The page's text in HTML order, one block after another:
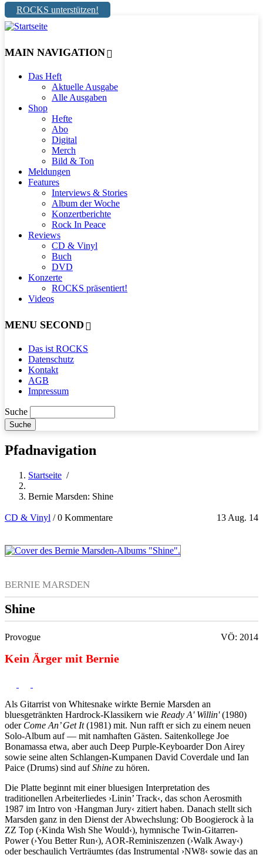
ROCKS unterstützen!
MAIN NAVIGATION
Das Heft
Aktuelle Ausgabe
Alle Ausgaben
Shop
Hefte
Abo
Digital
Merch
Bild & Ton
Meldungen
Features
Interviews & Stories
Album der Woche
Konzertberichte
Rock In Peace
Reviews
CD & Vinyl
Buch
DVD
Konzerte
ROCKS präsentiert!
Videos
MENU SECOND
Das ist ROCKS
Datenschutz
Kontakt
AGB
Impressum
Suche
Pfadnavigation
Startseite /
Bernie Marsden: Shine
CD & Vinyl 13 Aug. 14
/0 Kommentare
BERNIE MARSDEN
Shine
Provogue VÖ: 2014
Kein Ärger mit Bernie
Als Gitarrist von Whitesnake wirkte Bernie Marsden an
bluesgetränkten Hardrock-Klassikern wie Ready A' Willin'(1980)
oder Come An’ Get It(1981) mit. Nun rafft er sich zu einem neuen
Solo-Album auf — mit namhaften Gästen. Saitenkollege Joe
Bonamassa etwa, aber auch Deep Purple-Keyboarder Don Airey
sowie seine alten Schlangen-Kumpanen David Coverdale und Ian
Paice (Drums) sind aufShine zu hören.
Die Platte beginnt mit einer bluesigen Interpretation des
traditionellen Arbeiterliedes ›Linin’ Track‹, das schon Aerosmith
1987 im Intro von ›Hangman Jury‹ zitiert haben. Danach stellt sich
Marsden ganz in den Dienst der Abwechslung: Ob Boogierock à la
ZZ Top (›Kinda Wish She Would‹), hymnische Twin-Gitarren-
Power (›You Better Run‹), AOR-Reminiszenzen (›Walk Away‹)
oder beschaulich Verträumtes (das Instrumental ›NW8‹ sowie das an